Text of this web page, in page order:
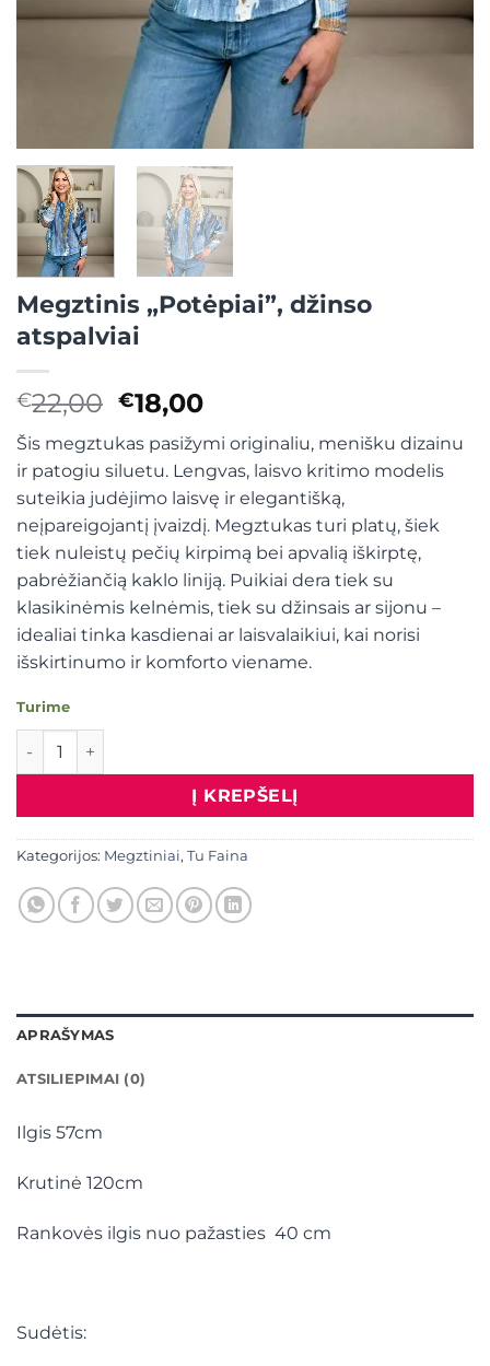
Megztinis „Potėpiai”, džinso
atspalviai
€22,00 Original
price
was:
€22,00.
€18,00Current
price
is:
€18,00.
Šis megztukas pasižymi originaliu, menišku dizainu
ir patogiu siluetu. Lengvas, laisvo kritimo modelis
suteikia judėjimo laisvę ir elegantišką,
neįpareigojantį įvaizdį. Megztukas turi platų, šiek
tiek nuleistų pečių kirpimą bei apvalią iškirptę,
pabrėžiančią kaklo liniją. Puikiai dera tiek su
klasikinėmis kelnėmis, tiek su džinsais ar sijonu –
idealiai tinka kasdienai ar laisvalaikiui, kai norisi
išskirtinumo ir komforto viename.
Turime
produkto kiekis: Megztinis "Potėpiai", džinso atspalviai
Į KREPŠELĮ
Kategorijos: Megztiniai, Tu Faina
APRAŠYMAS
ATSILIEPIMAI (0)
Ilgis 57cm
Krutinė 120cm
Rankovės ilgis nuo pažasties 40 cm
Sudėtis: